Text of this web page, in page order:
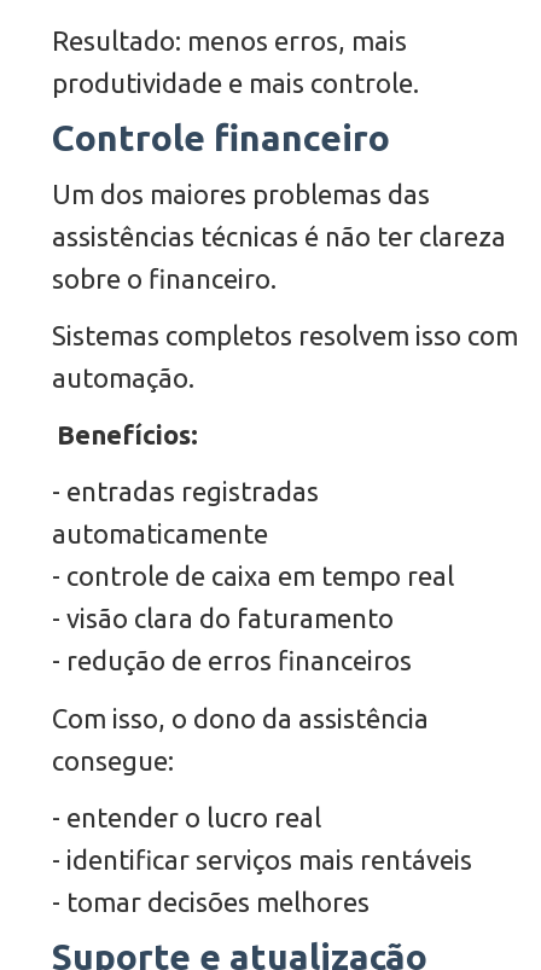
Resultado: menos erros, mais
produtividade e mais controle.
Controle financeiro
Um dos maiores problemas das
assistências técnicas é não ter clareza
sobre o financeiro.
Sistemas completos resolvem isso com
automação.
Benefícios:
- entradas registradas
automaticamente
- controle de caixa em tempo real
- visão clara do faturamento
- redução de erros financeiros
Com isso, o dono da assistência
consegue:
- entender o lucro real
- identificar serviços mais rentáveis
- tomar decisões melhores
Suporte e atualização